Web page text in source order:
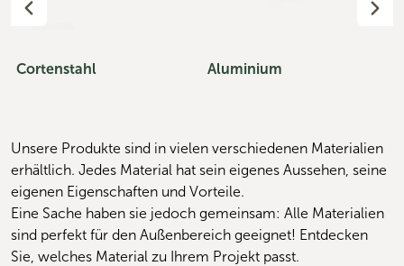
Cortenstahl Aluminium
Unsere Produkte sind in vielen verschiedenen Materialien
erhältlich. Jedes Material hat sein eigenes Aussehen, seine
eigenen Eigenschaften und Vorteile.
Eine Sache haben sie jedoch gemeinsam: Alle Materialien
sind perfekt für den Außenbereich geeignet! Entdecken
Sie, welches Material zu Ihrem Projekt passt.